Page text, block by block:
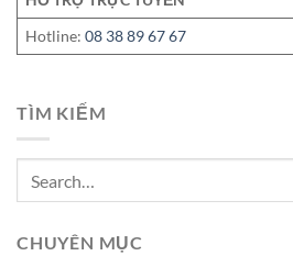
Hotline:08 38 89 67 67
TÌM KIẾM
CHUYÊN MỤC